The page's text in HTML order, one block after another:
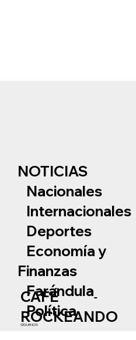
NOTICIAS
Nacionales
Internacionales
Deportes
Economía y
Finanzas
Farándula
Política
SÍGUENOS
CAFÉ
ROCKEANDO